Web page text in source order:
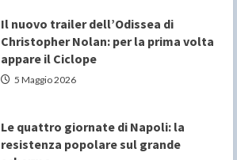
Il nuovo trailer dell’Odissea di
Christopher Nolan: per la prima volta
appare il Ciclope
5 Maggio 2026
Le quattro giornate di Napoli: la
resistenza popolare sul grande